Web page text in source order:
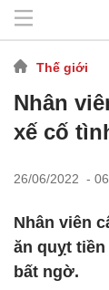
Thế giới
Nhân
xế cố
26/06/2022 -
Nhân viên
ăn quỵt
bất ngờ.